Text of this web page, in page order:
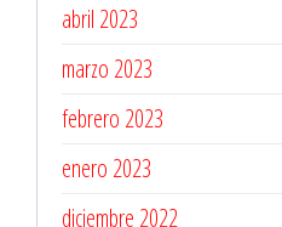
abril 2023
marzo 2023
febrero 2023
enero 2023
diciembre 2022